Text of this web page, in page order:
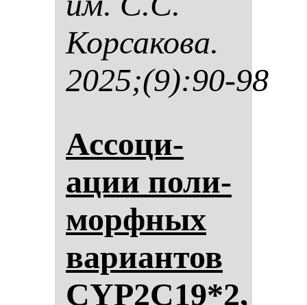
Кор­са­ко­ва.
2025;(9):90-98
Ас­со­ци­
ации по­ли­
мор­фных
ва­ри­ан­тов
CYP2C19*2,